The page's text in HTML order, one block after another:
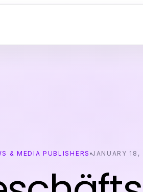
& MEDIA PUBLISHERS JANUARY 18,